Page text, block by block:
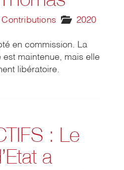
2020
Contributions
en commission. La
est maintenue, mais elle
libératoire.
: Le
a